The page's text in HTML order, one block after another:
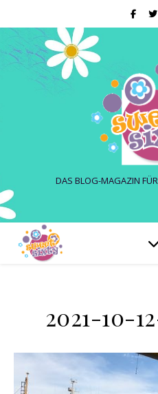
DAS BLOG-MAGAZIN
2021-10-